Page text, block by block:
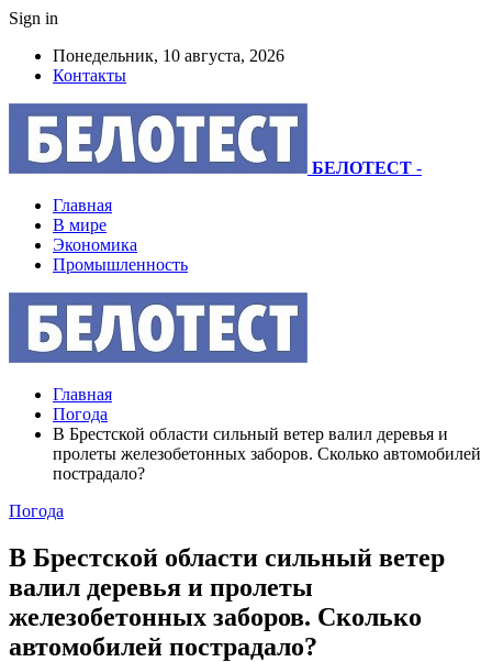
Sign in
Понедельник, 10 августа, 2026
Контакты
БЕЛОТЕСТ -
Главная
В мире
Экономика
Промышленность
Главная
Погода
В Брестской области сильный ветер валил деревья и
пролеты железобетонных заборов. Сколько автомобилей
пострадало?
Погода
В Брестской области сильный ветер
валил деревья и пролеты
железобетонных заборов. Сколько
автомобилей пострадало?